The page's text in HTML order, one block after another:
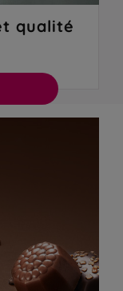
qualité